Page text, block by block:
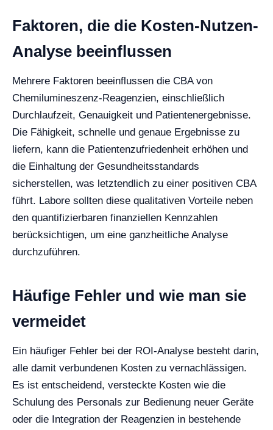
Faktoren, die die Kosten-Nutzen-
Analyse beeinflussen
Mehrere Faktoren beeinflussen die CBA von
Chemilumineszenz-Reagenzien, einschließlich
Durchlaufzeit, Genauigkeit und Patientenergebnisse.
Die Fähigkeit, schnelle und genaue Ergebnisse zu
liefern, kann die Patientenzufriedenheit erhöhen und
die Einhaltung der Gesundheitsstandards
sicherstellen, was letztendlich zu einer positiven CBA
führt. Labore sollten diese qualitativen Vorteile neben
den quantifizierbaren finanziellen Kennzahlen
berücksichtigen, um eine ganzheitliche Analyse
durchzuführen.
Häufige Fehler und wie man sie
vermeidet
Ein häufiger Fehler bei der ROI-Analyse besteht darin,
alle damit verbundenen Kosten zu vernachlässigen.
Es ist entscheidend, versteckte Kosten wie die
Schulung des Personals zur Bedienung neuer Geräte
oder die Integration der Reagenzien in bestehende